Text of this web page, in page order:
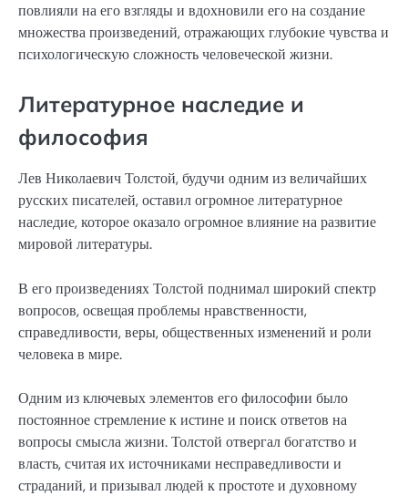
повлияли на его взгляды и вдохновили его на создание
множества произведений, отражающих глубокие чувства и
психологическую сложность человеческой жизни.
Литературное наследие и
философия
Лев Николаевич Толстой, будучи одним из величайших
русских писателей, оставил огромное литературное
наследие, которое оказало огромное влияние на развитие
мировой литературы.
В его произведениях Толстой поднимал широкий спектр
вопросов, освещая проблемы нравственности,
справедливости, веры, общественных изменений и роли
человека в мире.
Одним из ключевых элементов его философии было
постоянное стремление к истине и поиск ответов на
вопросы смысла жизни. Толстой отвергал богатство и
власть, считая их источниками несправедливости и
страданий, и призывал людей к простоте и духовному